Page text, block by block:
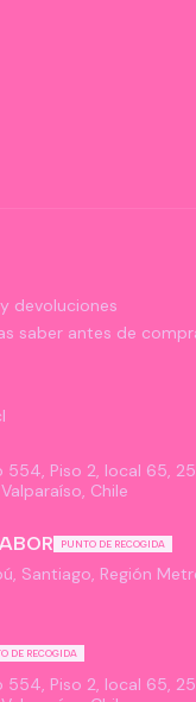
devoluciones
saber antes de
Piso 2, local 65,
Chile
PUNTO DE RECOGIDA
Santiago, Región
DE RECOGIDA
Piso 2, local 65,